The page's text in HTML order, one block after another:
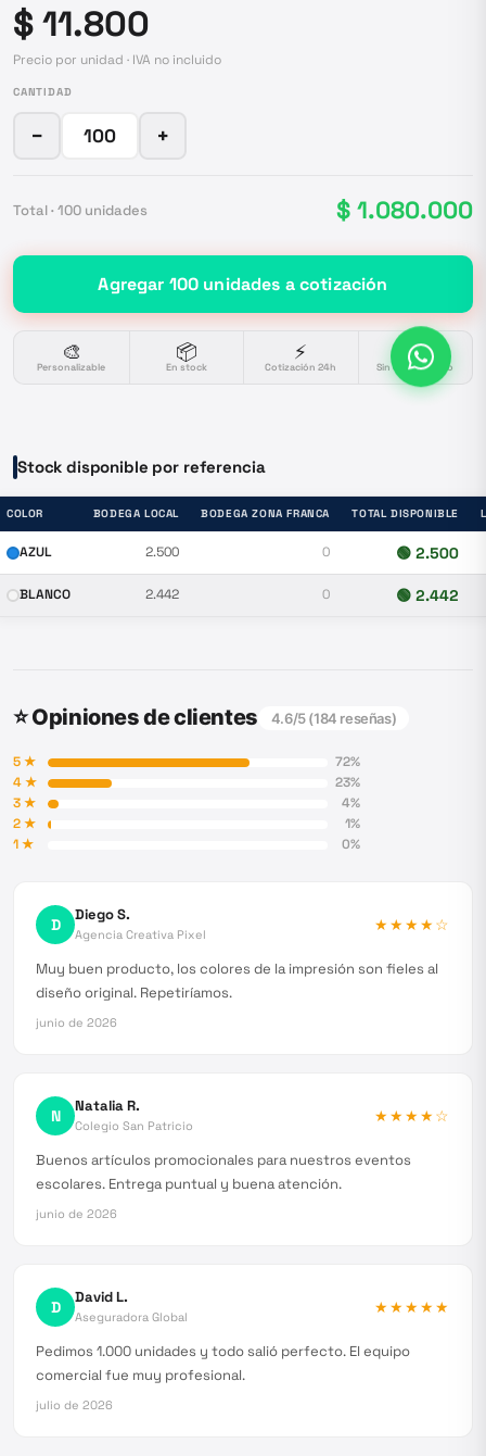
$ 11.800
Precio por unidad · IVA no incluido
CANTIDAD
− +
Total · 100 unidades $ 1.080.000
Agregar 100 unidades a cotización
🎨
Personalizable
📦
En stock
⚡
Cotización 24h
🔒
Sin compromiso
Stock disponible por referencia
COLOR BODEGA LOCAL BODEGA ZONA FRANCA TOTAL DISPONIBLE
AZUL 2.500 0 🟢 2.500
BLANCO 2.442 0 🟢 2.442
⭐ Opiniones de clientes 4.6/5 (184 reseñas)
5★ 72%
4★ 23%
3★ 4%
2★ 1%
1★ 0%
D Diego S.
Agencia Creativa Pixel
★★★★☆
Muy buen producto, los colores de la impresión son fieles al
diseño original. Repetiríamos.
junio de 2026
N Natalia R.
Colegio San Patricio
★★★★☆
Buenos artículos promocionales para nuestros eventos
escolares. Entrega puntual y buena atención.
junio de 2026
D David L.
Aseguradora Global
★★★★★
Pedimos 1.000 unidades y todo salió perfecto. El equipo
comercial fue muy profesional.
julio de 2026